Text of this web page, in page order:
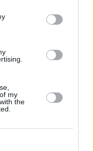
en este sitio web o
my
the